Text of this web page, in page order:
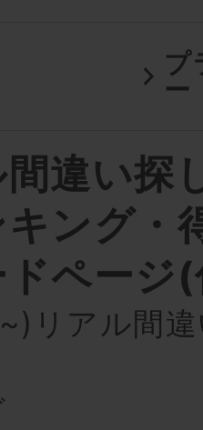
プ
ー
間違い探
ング・
ドページ
リアル間